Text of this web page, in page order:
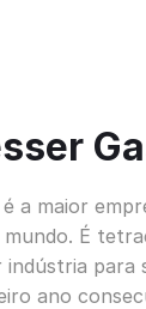
a maior
mundo. É
para
ano